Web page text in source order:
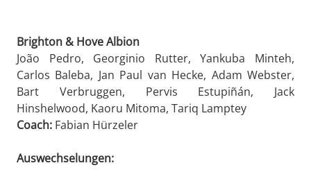
Brighton & Hove Albion
João Pedro, Georginio Rutter, Yankuba Minteh,
Carlos Baleba, Jan Paul van Hecke, Adam Webster,
Bart Verbruggen, Pervis Estupiñán, Jack
Hinshelwood, Kaoru Mitoma, Tariq Lamptey
Coach: Fabian Hürzeler
Auswechselungen: